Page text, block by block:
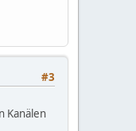
#3
Kanälen